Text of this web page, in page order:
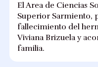
El Area de Ciencias
Superior Sarmiento,
fallecimiento del
Viviana Brizuela y
familia.